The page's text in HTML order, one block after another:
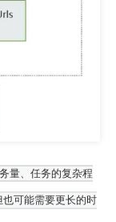
量、任务的复杂程
可能需要更长的时